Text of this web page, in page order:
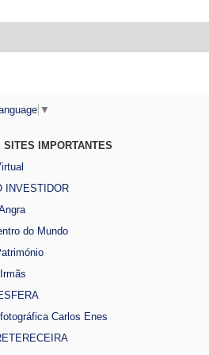
▼
SITES IMPORTANTES
INVESTIDOR
do Mundo
Carlos Enes